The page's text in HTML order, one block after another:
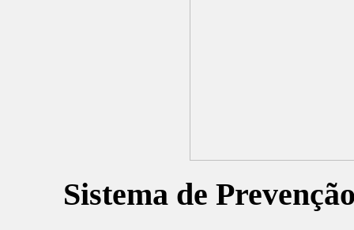
Sistema de